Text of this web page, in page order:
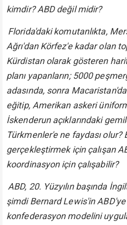
kimdir? ABD değil midir?
Florida'daki komutanlıkta,
Ağrı'dan Körfez'e kadar olan
Kürdistan olarak gösteren
planı yapanların; 5000
adasında, sonra
eğitip, Amerikan askeri
İskenderun açıklarındaki
Türkmenler'e ne faydası olur?
gerçekleştirmek için çalışan
koordinasyon için çalışabilir?
ABD, 20. Yüzyılın başında
şimdi Bernard Lewis'in
konfederasyon modelini